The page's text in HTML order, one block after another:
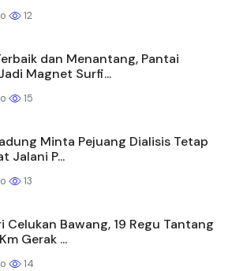
12
dan Menantang, Pantai
Magnet Surfi...
15
Minta Pejuang Dialisis Tetap
Jalani P...
13
Celukan Bawang, 19 Regu Tantang
Gerak ...
14